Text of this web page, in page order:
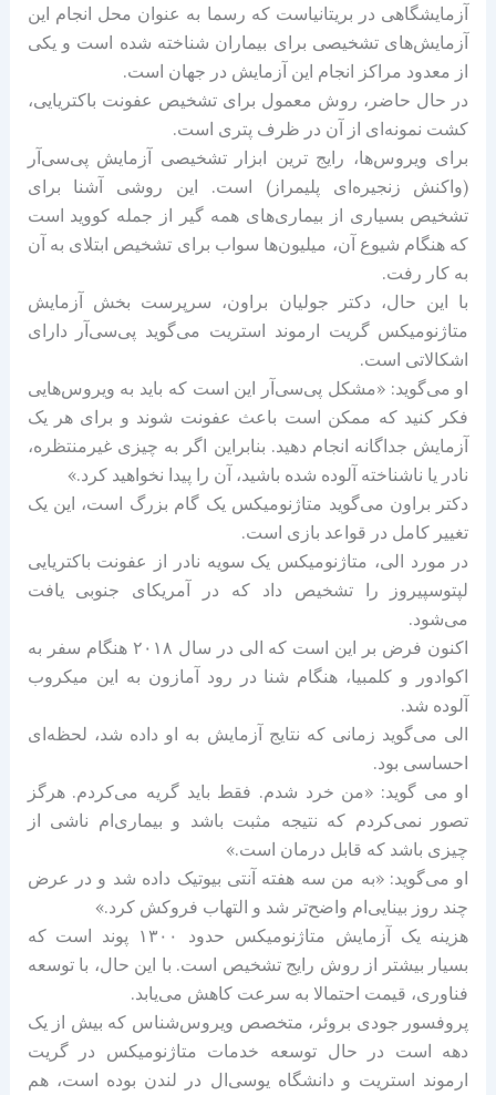
آزمایشگاهی در بریتانیاست که رسما به عنوان محل انجام این
آزمایش‌های تشخیصی برای بیماران شناخته شده است و یکی
از معدود مراکز انجام این آزمایش در جهان است.
در حال حاضر، روش معمول برای تشخیص عفونت باکتریایی،
کشت نمونه‌ای از آن در ظرف پتری است.
برای ویروس‌ها، رایج ترین ابزار تشخیصی آزمایش پی‌سی‌آر
(واکنش زنجیره‌ای پلیمراز) است. این روشی آشنا برای
تشخیص بسیاری از بیماری‌های همه گیر از جمله کووید است
که هنگام شیوع آن، میلیون‌ها سواب برای تشخیص ابتلای به آن
به کار رفت.
با این حال، دکتر جولیان براون، سرپرست بخش آزمایش
متاژنومیکس گریت ارموند استریت می‌گوید پی‌سی‌آر دارای
اشکالاتی است.
او می‌گوید: «مشکل پی‌سی‌آر این است که باید به ویروس‌هایی
فکر کنید که ممکن است باعث عفونت شوند و برای هر یک
آزمایش جداگانه انجام دهید. بنابراین اگر به چیزی غیرمنتظره،
نادر یا ناشناخته آلوده شده باشید، آن را پیدا نخواهید کرد.»
دکتر براون می‌گوید متاژنومیکس یک گام بزرگ است، این یک
تغییر کامل در قواعد بازی است.
در مورد الی، متاژنومیکس یک سویه نادر از عفونت باکتریایی
لپتوسپیروز را تشخیص داد که در آمریکای جنوبی یافت
می‌شود.
اکنون فرض بر این است که الی در سال ۲۰۱۸ هنگام سفر به
اکوادور و کلمبیا، هنگام شنا در رود آمازون به این میکروب
آلوده شد.
الی می‌گوید زمانی که نتایج آزمایش به او داده شد، لحظه‌ای
احساسی بود.
او می گوید: «من خرد شدم. فقط باید گریه می‌کردم. هرگز
تصور نمی‌کردم که نتیجه مثبت باشد و بیماری‌ام ناشی از
چیزی باشد که قابل درمان است.»
او می‌گوید: «به من سه هفته آنتی بیوتیک داده شد و در عرض
چند روز بینایی‌ام واضح‌تر شد و التهاب فروکش کرد.»
هزینه یک آزمایش متاژنومیکس حدود ۱۳۰۰ پوند است که
بسیار بیشتر از روش رایج تشخیص است. با این حال، با توسعه
فناوری، قیمت احتمالا به سرعت کاهش می‌یابد.
پروفسور جودی بروئر، متخصص ویروس‌شناس که بیش از یک
دهه است در حال توسعه خدمات متاژنومیکس در گریت
ارموند استریت و دانشگاه یو‌سی‌ال در لندن بوده است، هم